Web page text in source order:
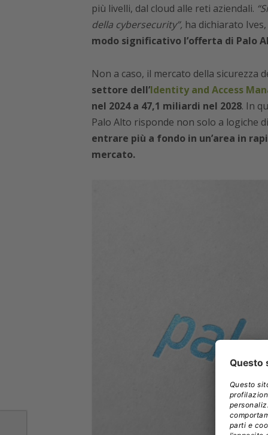
più livelli, dal cloud alle reti aziendali.
della cybersecurity”, ha dichiarato
modo significativo l’offerta di Palo
Non a caso, il mercato della sicurezza
settore dell’Identity and Access
nel 2024 a 47,1 miliardi nel 2028. In
Palo Alto risponde non solo a logiche
entrare più a fondo in un’area in
mercato.